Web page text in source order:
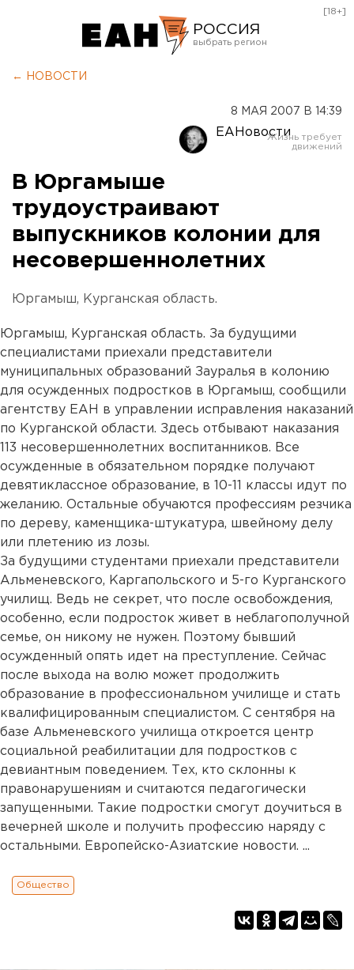
РОССИЯ
Оренбург
[18+]
← НОВОСТИ
8 МАЯ 2007 В 14:39
ЕАНовости
В Юргамыше
трудоустраивают
выпускников колонии для
несовершеннолетних
Юргамыш, Курганская область.
Юргамыш, Курганская область. За будущими
специалистами приехали представители
муниципальных образований Зауралья в колонию
для осужденных подростков в Юргамыш, сообщили
агентству ЕАН в управлении исправления наказаний
по Курганской области. Здесь отбывают наказания
113 несовершеннолетних воспитанников. Все
осужденные в обязательном порядке получают
девятиклассное образование, в 10-11 классы идут по
желанию. Остальные обучаются профессиям резчика
по дереву, каменщика-штукатура, швейному делу
или плетению из лозы.
За будущими студентами приехали представители
Альменевского, Каргапольского и 5-го Курганского
училищ. Ведь не секрет, что после освобождения,
особенно, если подросток живет в неблагополучной
семье, он никому не нужен. Поэтому бывший
осужденный опять идет на преступление. Сейчас
после выхода на волю может продолжить
образование в профессиональном училище и стать
квалифицированным специалистом. С сентября на
базе Альменевского училища откроется центр
социальной реабилитации для подростков с
девиантным поведением. Тех, кто склонны к
правонарушениям и считаются педагогически
запущенными. Такие подростки смогут доучиться в
вечерней школе и получить профессию наряду с
остальными. Европейско-Азиатские новости. ...
Общество